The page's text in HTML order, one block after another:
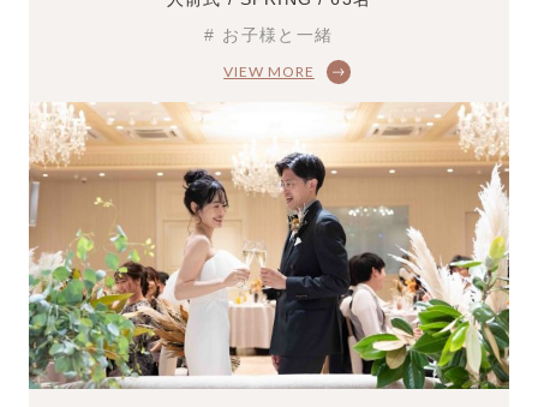
ご列席者様へ
アクセス
レストラン クルヴェットダイニング
ブログ
電話でフェア予約 :052-562-5528
# お子様と一緒